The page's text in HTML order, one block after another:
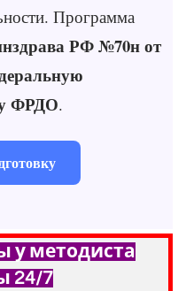
Программа
РФ №70н от
ФРДО.
у методиста
24/7